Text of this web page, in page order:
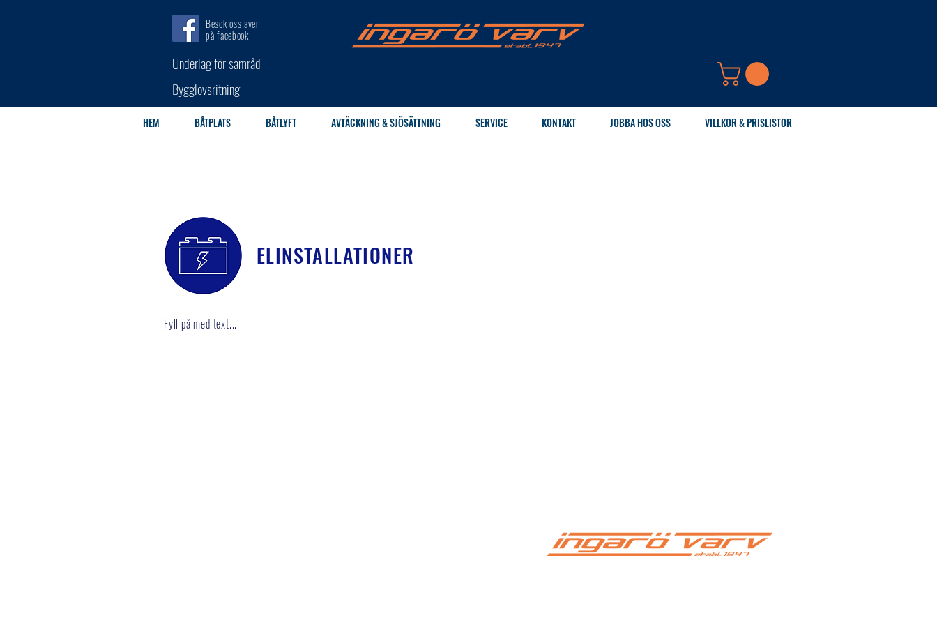
Besök oss även
på facebook
Underlag för samråd
Bygglovsritning
HEM BÅTPLATS BÅTLYFT AVTÄCKNING & SJÖSÄTTNING SERVICE KONTAKT JOBBA HOS OSS VILLKOR & PRISLISTOR
ELINSTALLATIONER
Fyll på med text....